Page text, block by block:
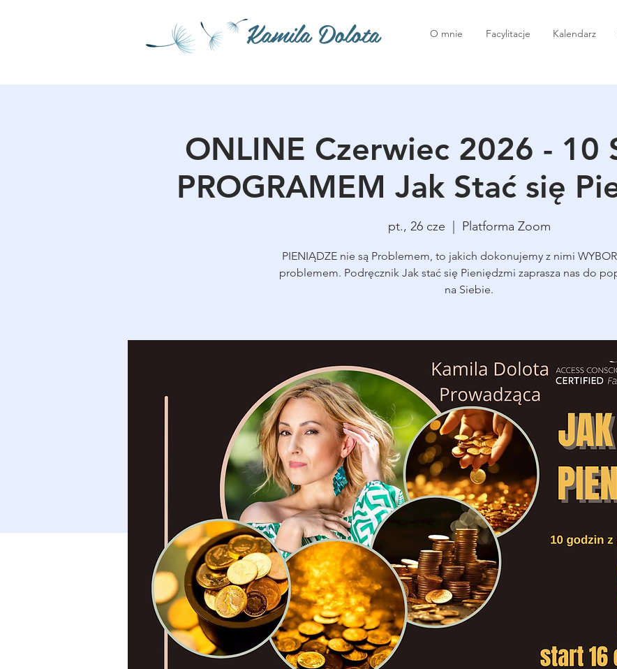
Kamila Dolota O mnie Facylitacje Kalendarz
ONLINE Czerwiec 2026 - 10
PROGRAMEM Jak Stać się
pt., 26 cze
  |
Platforma Zoom
PIENIĄDZE nie są Problemem, to jakich dokonujemy z nimi
problemem. Podręcznik Jak stać się Pieniędzmi zaprasza nas do
na Siebie.